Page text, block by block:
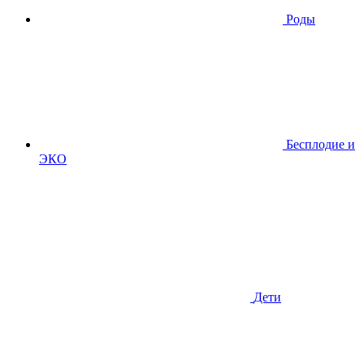
Роды
Бесплодие и
ЭКО
Дети